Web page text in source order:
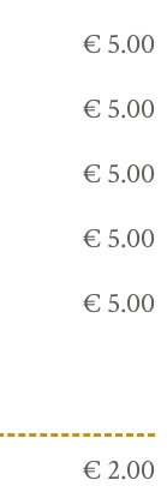
€ 5.00
€ 5.00
€ 5.00
€ 5.00
€ 5.00
€ 2.00